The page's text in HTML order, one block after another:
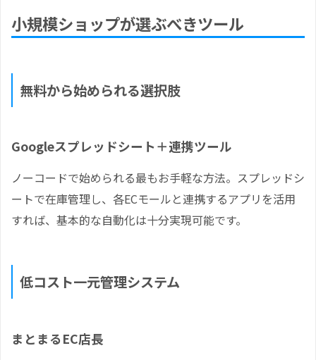
小規模ショップが選ぶべきツール
無料から始められる選択肢
Googleスプレッドシート＋連携ツール
ノーコードで始められる最もお手軽な方法。スプレッドシ
ートで在庫管理し、各ECモールと連携するアプリを活用
すれば、基本的な自動化は十分実現可能です。
低コスト一元管理システム
まとまるEC店長